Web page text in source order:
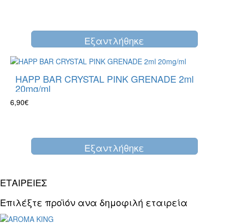
Eξαντλήθηκε
HAPP BAR CRYSTAL PINK GRENADE 2ml
20mg/ml
6,90€
Eξαντλήθηκε
ΕΤΑΙΡΕΙΕΣ
Επιλέξτε προϊόν ανα δημοφιλή εταιρεία